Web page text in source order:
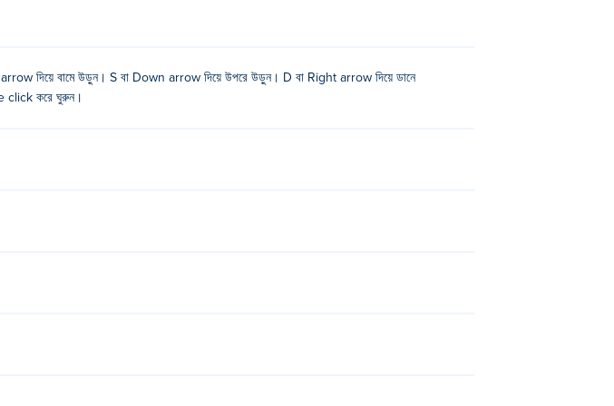
তীক্ষ্ণভাবে ঘুরিয়ে দেবেন!
দিয়ে বামে উড়ুন। S বা Down arrow দিয়ে উপরে উড়ুন। D বা Right arrow দিয়ে ডানে
click করে ঘুরুন।